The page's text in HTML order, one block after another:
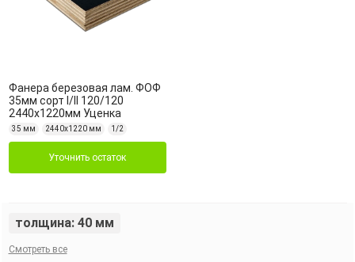
Фанера березовая лам. ФОФ
35мм сорт I/II 120/120
2440х1220мм Уценка
35 мм 2440х1220 мм 1/2
Уточнить остаток
толщина: 40 мм
Смотреть все